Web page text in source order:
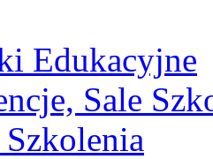
Edukacyjne
Sale